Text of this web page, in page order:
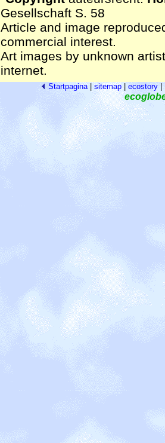
Gesellschaft S. 58
Article and image
commercial interest.
Art images by unknown
internet.
Startpagina|sitemap| ecostory|